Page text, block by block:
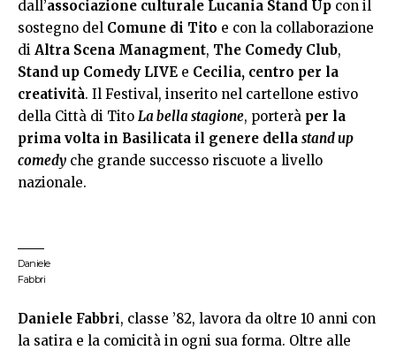
dall’associazione culturale Lucania Stand Up con il
sostegno del Comune di Tito e con la collaborazione
di Altra Scena Managment, The Comedy Club,
Stand up Comedy LIVE e Cecilia, centro per la
creatività. Il Festival, inserito nel cartellone estivo
della Città di Tito La bella stagione, porterà per la
prima volta in Basilicata il genere della stand up
comedy che grande successo riscuote a livello
nazionale.
Daniele
Fabbri
Daniele Fabbri, classe ’82, lavora da oltre 10 anni con
la satira e la comicità in ogni sua forma. Oltre alle